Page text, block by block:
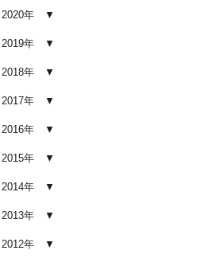
つの原因
自分でできる？プロに頼むべき境
2026.01.05
【2026年版】車内の臭いが取れな
ビ別の正しい対処法
2026.01.04
どこまでやるべき？目的別おすす
め内容と費用目安
2020年
2019年
2018年
2017年
2016年
2015年
2014年
2013年
2012年